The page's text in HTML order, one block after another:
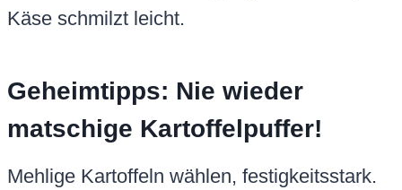
Käse schmilzt leicht.
Geheimtipps: Nie wieder
matschige Kartoffelpuffer!
Mehlige Kartoffeln wählen, festigkeitsstark.